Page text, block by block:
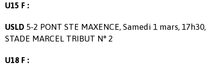
U15 F :
USLD 5-2 PONT STE MAXENCE, Samedi 1 mars, 17h30,
STADE MARCEL TRIBUT N° 2
U18 F :